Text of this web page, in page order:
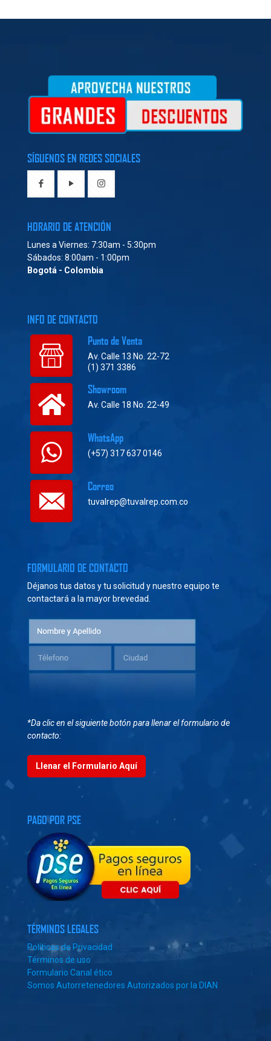
SÍGUENOS EN REDES SOCIALES
HORARIO DE ATENCIÓN
Lunes a Viernes: 7:30am - 5:30pm
Sábados: 8:00am - 1:00pm
Bogotá - Colombia
INFO DE CONTACTO
Punto de Venta
Av. Calle 13 No. 22-72
(1) 371 3386
Showroom
Av. Calle 18 No. 22-49
WhatsApp
(+57) 317 637 0146
Correo
tuvalrep@tuvalrep.com.co
FORMULARIO DE CONTACTO
Déjanos tus datos y tu solicitud y nuestro equipo te
contactará a la mayor brevedad.
*Da clic en el siguiente botón para llenar el formulario de
contacto:
Llenar el Formulario Aquí
PAGO POR PSE
TÉRMINOS LEGALES
Políticas de Privacidad
Términos de uso
Formulario Canal ético
Somos Autorretenedores Autorizados por la DIAN